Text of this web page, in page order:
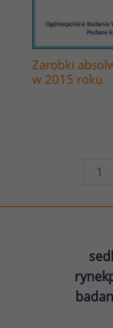
Zarobki
w 2015 roku
1